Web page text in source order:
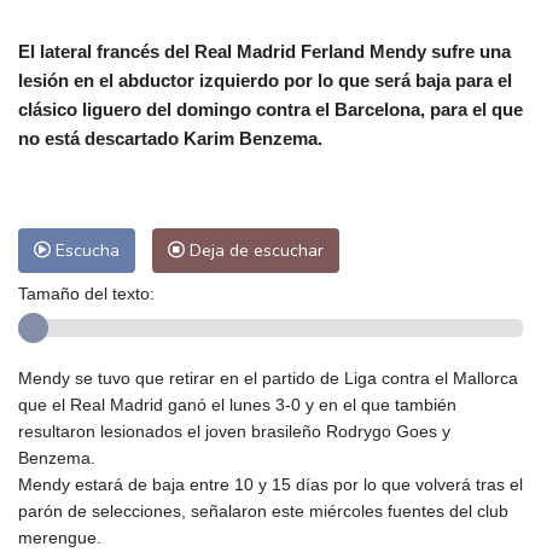
El lateral francés del Real Madrid Ferland Mendy sufre una
lesión en el abductor izquierdo por lo que será baja para el
clásico liguero del domingo contra el Barcelona, para el que
no está descartado Karim Benzema.
Escucha Deja de escuchar
Tamaño del texto:
Mendy se tuvo que retirar en el partido de Liga contra el Mallorca
que el Real Madrid ganó el lunes 3-0 y en el que también
resultaron lesionados el joven brasileño Rodrygo Goes y
Benzema.
Mendy estará de baja entre 10 y 15 días por lo que volverá tras el
parón de selecciones, señalaron este miércoles fuentes del club
merengue.